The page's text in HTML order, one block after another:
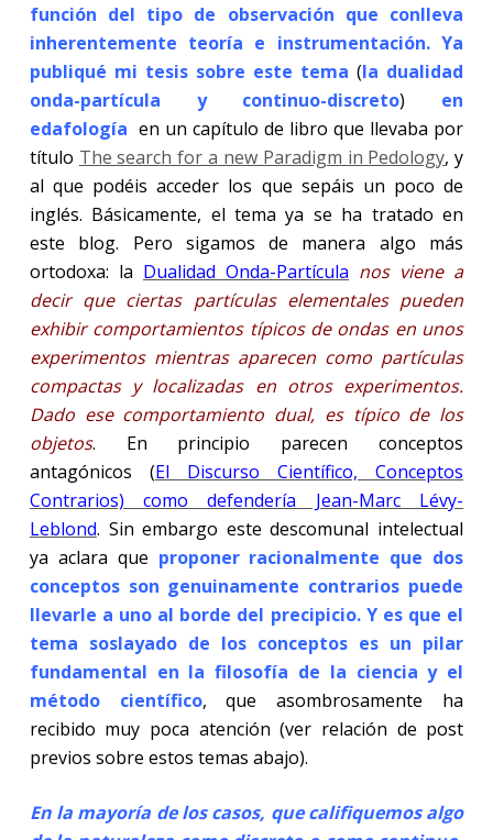
función del tipo de observación que conlleva
inherentemente teoría e instrumentación. Ya
publiqué mi tesis sobre este tema (la dualidad
onda-partícula y continuo-discreto) en
edafología en un capítulo de libro que llevaba por
título The search for a new Paradigm in Pedology, y
al que podéis acceder los que sepáis un poco de
inglés. Básicamente, el tema ya se ha tratado en
este blog. Pero sigamos de manera algo más
ortodoxa: la Dualidad Onda-Partícula nos viene a
decir que ciertas partículas elementales pueden
exhibir comportamientos típicos de ondas en unos
experimentos mientras aparecen como partículas
compactas y localizadas en otros experimentos.
Dado ese comportamiento dual, es típico de los
objetos. En principio parecen conceptos
antagónicos (El Discurso Científico, Conceptos
Contrarios) como defendería Jean-Marc Lévy-
Leblond. Sin embargo este descomunal intelectual
ya aclara que proponer racionalmente que dos
conceptos son genuinamente contrarios puede
llevarle a uno al borde del precipicio. Y es que el
tema soslayado de los conceptos es un pilar
fundamental en la filosofía de la ciencia y el
método científico, que asombrosamente ha
recibido muy poca atención (ver relación de post
previos sobre estos temas abajo).
En la mayoría de los casos, que califiquemos algo